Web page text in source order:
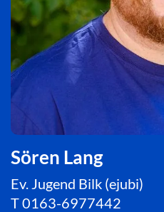
Sören Lang
Ev. Jugend Bilk (ejubi)
T0163-6977442